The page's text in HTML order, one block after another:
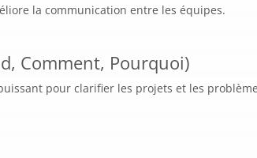
la communication entre les équipes.
Comment, Pourquoi)
pour clarifier les projets et les